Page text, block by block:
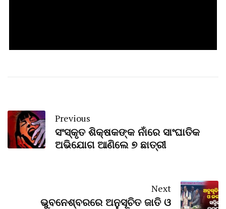
Previous
ସଂସ୍କୃତ ଶିକ୍ଷକଙ୍କ ନାଁରେ ସାଂଘାତିକ
ଅଭିଯୋଗ ଆଣିଲେ ୭ ଛାତ୍ରୀ
Next
ଭୁବନେଶ୍ବରରେ ଅନୁସୂଚିତ ଜାତି ଓ